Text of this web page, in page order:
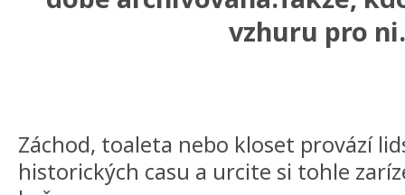
vzhuru pro
Záchod, toaleta nebo kloset provází
historických casu a urcite si tohle